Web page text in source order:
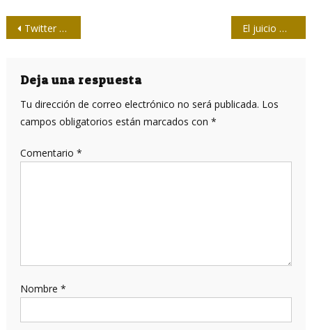
Navegación
entradas
Twitter y fake news: el modo de gobierno de Donald Trump El juicio más trascendente de la historia cubana
Deja una respuesta
Tu dirección de correo electrónico no será publicada. Los
campos obligatorios están marcados con *
Comentario *
Nombre *